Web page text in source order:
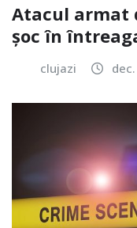
Atacul armat
șoc în
clujazi